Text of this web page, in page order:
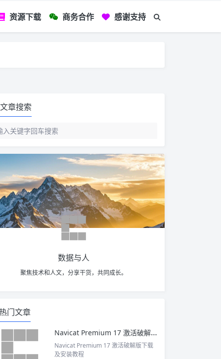
资源下载 商务合作 感谢支持
文章搜索
数据与人
聚焦技术和人文，分享干货，共同成长。
门文章
Navicat Premium 17 激活破解版下载及安装教程
Navicat Premium 17 激活破解版下载
及安装教程